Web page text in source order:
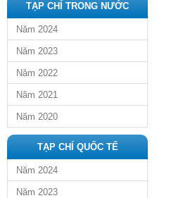
TẠP CHÍ TRONG NƯỚC
Năm 2024
Năm 2023
Năm 2022
Năm 2021
Năm 2020
TẠP CHÍ QUỐC TẾ
Năm 2024
Năm 2023